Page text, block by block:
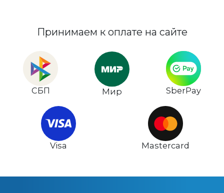
Принимаем к оплате на сайте
СБП Мир SberPay
Visa Mastercard